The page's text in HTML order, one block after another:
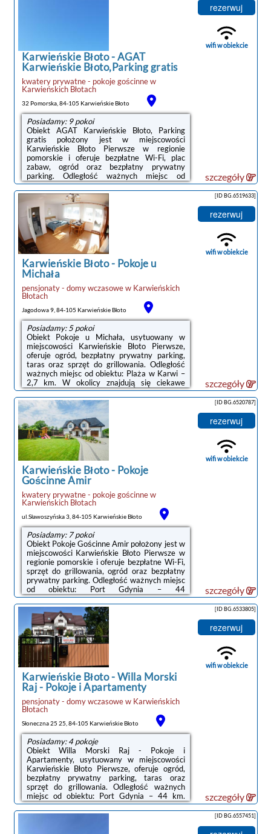
Karwieńskie Błoto-AGAT
Karwieńskie Błoto,Parking gratis
kwatery prywatne - pokoje gościnnew
Karwieńskich Błotach
32 Pomorska, 84-105 Karwieńskie Błoto
Posiadamy: 9 pokoi
Obiekt AGAT Karwieńskie Błoto, Parking
gratis położony jest w miejscowości
Karwieńskie Błoto Pierwsze w regionie
pomorskie i oferuje bezpłatne Wi-Fi, plac
zabaw, ogród oraz bezpłatny prywatny
parking. Odległość ważnych miejsc od
obiektu: Plaża w Karwi – 2,5
km.Wyposażenie obejmuje także lodówkę i
czajnik.Na miejscu dostępny jest taras i
sprzęt do grillowania, a w okolicy panują
doskonałe warunki do uprawiania jazdy na
rowerze.Odległość ważnych miejsc od
obiektu: Dworzec kolejowy – 44 km, Port
Gdynia – 45 km. Lotnisko Lotnisko Gdańsk-
Rębiechowo znajduje się 68 ...
rezerwuj
wifi w obiekcie
szczegóły
Karwieńskie Błoto- Pokoje u
Michała
pensjonaty - domy wczasowew Karwieńskich
Błotach
Jagodowa 9, 84-105 Karwieńskie Błoto
Posiadamy: 5 pokoi
Obiekt Pokoje u Michała, usytuowany w
miejscowości Karwieńskie Błoto Pierwsze,
oferuje ogród, bezpłatny prywatny parking,
taras oraz sprzęt do grillowania. Odległość
ważnych miejsc od obiektu: Plaża w Karwi –
2,7 km. W okolicy znajdują się ciekawe
miejsca takie jak: Dworzec kolejowy ( 47 km),
Stocznia Gdynia ( 48 km), Dworzec PKP
Gdynia Główna ( 48 km). Obiekt jest
idealnym wyborem dla niepalących.
Odległość ważnych miejsc od obiektu: Port
Gdynia – 45 km.W każdej opcji
zakwaterowania w obiekcie znajduje się
szafa, telewizor z płaskim ekranem oraz
prywatna łazienka. ...
[ID BG.6519633]
rezerwuj
wifi w obiekcie
szczegóły
Karwieńskie Błoto- Pokoje
Gościnne Amir
kwatery prywatne - pokoje gościnnew
Karwieńskich Błotach
ul.Sławoszyńska 3, 84-105 Karwieńskie Błoto
Posiadamy: 7 pokoi
Obiekt Pokoje Gościnne Amir położony jest w
miejscowości Karwieńskie Błoto Pierwsze w
regionie pomorskie i oferuje bezpłatne Wi-Fi,
sprzęt do grillowania, ogród oraz bezpłatny
prywatny parking. Odległość ważnych miejsc
od obiektu: Port Gdynia – 44
km.Wyposażenie obejmuje także lodówkę,
płytę kuchenną i czajnik.Na terenie obiektu
Pokoje Gościnne Amir znajduje się
taras.Odległość ważnych miejsc od obiektu:
Dworzec kolejowy – 46 km, Stocznia Gdynia
– 47 km. Lotnisko Lotnisko Gdańsk-
Rębiechowo znajduje się 67 km od
obiektu.Doba hotelowa od godziny 14:00 do
10:00.Prosimy ...
[ID BG.6520787]
rezerwuj
wifi w obiekcie
szczegóły
Karwieńskie Błoto-Willa Morski
Raj - Pokoje i Apartamenty
pensjonaty - domy wczasowew Karwieńskich
Błotach
Słoneczna 25 25, 84-105 Karwieńskie Błoto
Posiadamy: 4 pokoje
Obiekt Willa Morski Raj - Pokoje i
Apartamenty, usytuowany w miejscowości
Karwieńskie Błoto Pierwsze, oferuje ogród,
bezpłatny prywatny parking, taras oraz
sprzęt do grillowania. Odległość ważnych
miejsc od obiektu: Port Gdynia – 44 km.
Oferta obiektu obejmuje wspólną kuchnię
oraz plac zabaw. Goście mogą podziwiać
[ID BG.6533805]
rezerwuj
wifi w obiekcie
szczegóły
[ID BG.6557451]